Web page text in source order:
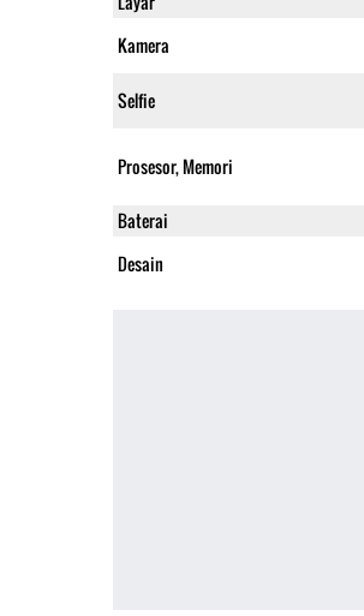
Kamera
Selfie
Prosesor, Memori
Baterai
Desain